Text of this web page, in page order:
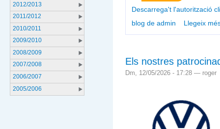
2012/2013
2011/2012
2010/2011
2009/2010
2008/2009
2007/2008
2006/2007
2005/2006
Descarrega't l'autorització
blog de admin
Llegeix
Els nostres
Dm, 12/05/2026 - 17:28 — roger